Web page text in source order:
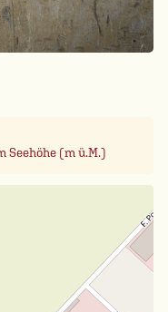
Seehöhe (m ü.M.)